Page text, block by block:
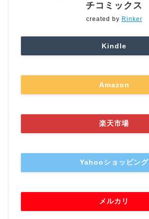
チコミックス
created by Rinker
Kindle
Amazon
楽天市場
Yahooショッピング
メルカリ